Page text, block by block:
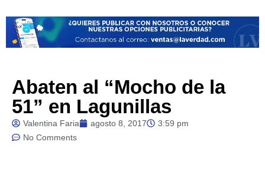
Abaten al “Mocho de la
51” en Lagunillas
Valentina Faria agosto 8, 2017
3:59 pm
No Comments